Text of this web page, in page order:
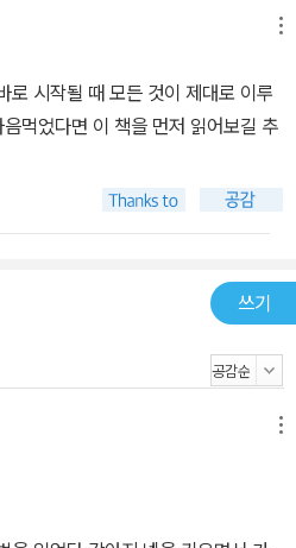
. 이처럼 이해와 교감을 중요시하는
형제가 죽은 이후에도 계속 이어지
게 영감을 불어넣고 있다. 이 책은 뉴
를 키우고 훈련시키며 친구가 되어
습니다. 《뉴스킷 수도원
것이 아니다. 수도사들이 강아지를
정을 나누며 함께 살아가기 위함이
위해서는 강아지에게 사람과 함께 사
복종 훈련도 강아지가 주인의 일상
에 초점이 맞춰져 있다. 이런 훈련을
서 여러분의 우정에 화답하며 일생
. 반려견과의 솔직하고
에서 시행되는 실제적인 훈련법에
로 시작될 때 모든 것이 제대로 이루
먹었다면 이 책을 먼저 읽어보길 추
쓰기